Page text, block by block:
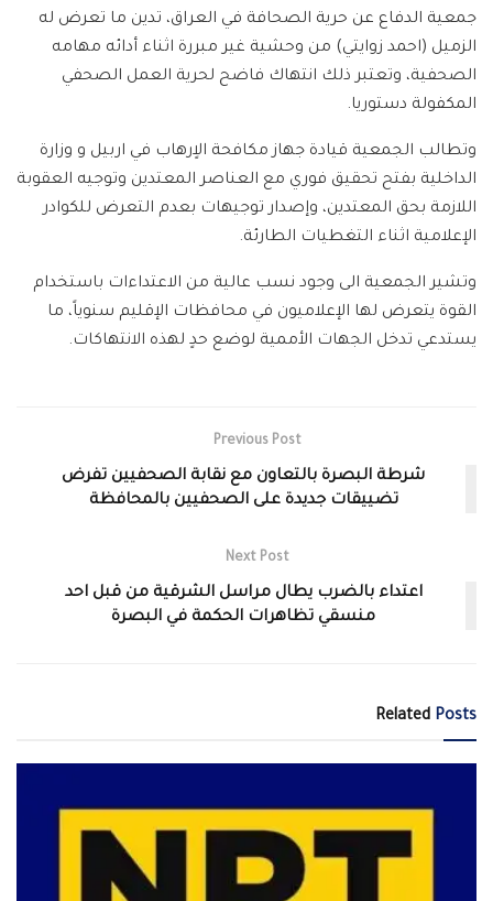
جمعية الدفاع عن حرية الصحافة في العراق، تدين ما تعرض له
الزميل (احمد زوايتي) من وحشية غير مبررة اثناء أدائه مهامه
الصحفية، وتعتبر ذلك انتهاك فاضح لحرية العمل الصحفي
المكفولة دستوريا.
وتطالب الجمعية قيادة جهاز مكافحة الاٍرهاب في اربيل و وزارة
الداخلية بفتح تحقيق فوري مع العناصر المعتدين وتوجيه العقوبة
اللازمة بحق المعتدين، وإصدار توجيهات بعدم التعرض للكوادر
الإعلامية اثناء التغطيات الطارئة.
وتشير الجمعية الى وجود نسب عالية من الاعتداءات باستخدام
القوة يتعرض لها الإعلاميون في محافظات الإقليم سنوياً، ما
يستدعي تدخل الجهات الأممية لوضع حدٍ لهذه الانتهاكات.
Previous Post
شرطة البصرة بالتعاون مع نقابة الصحفيين تفرض
تضييقات جديدة على الصحفيين بالمحافظة
Next Post
اعتداء بالضرب يطال مراسل الشرقية من قبل احد
منسقي تظاهرات الحكمة في البصرة
Related Posts